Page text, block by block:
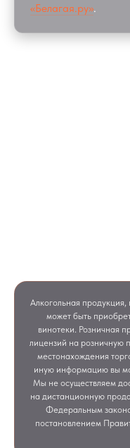
«Белагая.ру».
Алкогольная
может быть
винотеки. Розничная
лицензий на розничную
местонахождения
иную информацию вы
Мы не осуществляем
на дистанционную
Федеральным
постановлением